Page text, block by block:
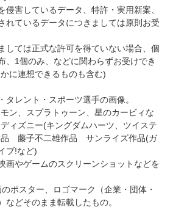
侵害しているデータ、特許・実用新案、
れているデータにつきましては原則お受
しては正式な許可を得ていない場合、個
、1個のみ、などに関わらずお受けでき
に連想できるものも含む)
タレント・スポーツ選手の画像。
ン、スプラトゥーン、星のカービィな
ズニー(キングダムハーツ、ツイステ
藤子不二雄作品 サンライズ作品(ガ
ブ!など)
画やゲームのスクリーンショットなどを
ポスター、ロゴマーク（企業・団体・
などそのまま転載したもの。